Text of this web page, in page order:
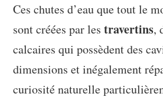
Ces chutes d’eau que tout le
sont créées par lestravertins,
calcaires qui possèdent des
dimensions et inégalement
curiosité naturelle